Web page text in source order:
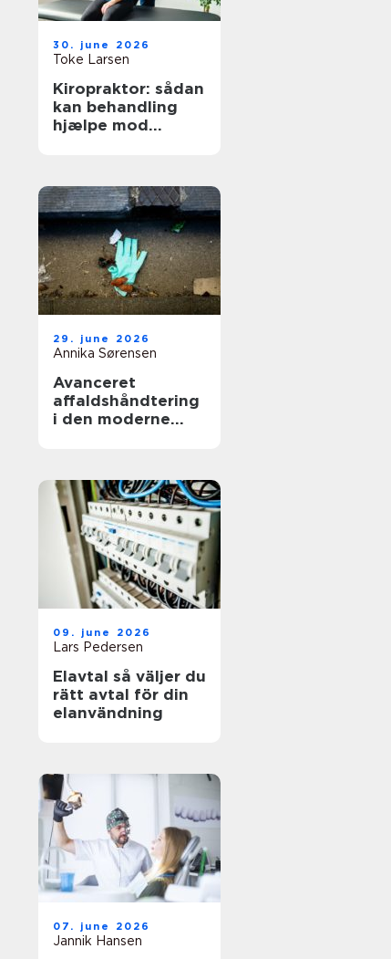
30. june 2026
Toke Larsen
Kiropraktor: sådan
kan behandling
hjælpe mod
29. june 2026
Annika Sørensen
Avanceret
affaldshåndtering
i den moderne
09. june 2026
Lars Pedersen
Elavtal så väljer du
rätt avtal för din
elanvändning
07. june 2026
Jannik Hansen